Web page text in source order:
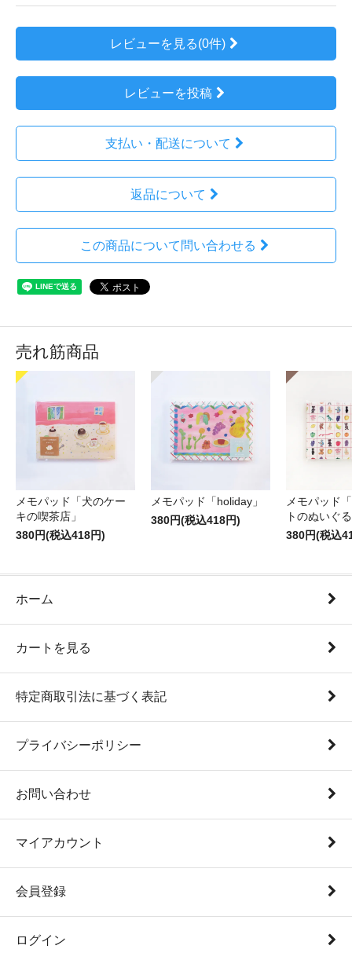
レビューを見る(0件)
レビューを投稿
支払い・配送について
返品について
この商品について問い合わせる
売れ筋商品
メモパッド「犬のケー
キの喫茶店」
380円(税込418円)
メモパッド「holiday」
380円(税込418円)
メモパッド
トのぬいぐ
380円(税込
ホーム
カートを見る
特定商取引法に基づく表記
プライバシーポリシー
お問い合わせ
マイアカウント
会員登録
ログイン